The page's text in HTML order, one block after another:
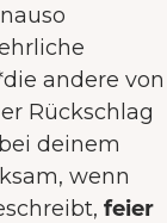
andere von
Rückschlag
deinem
wenn
feier